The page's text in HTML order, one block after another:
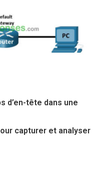
d’en-tête dans une
capturer et analyser